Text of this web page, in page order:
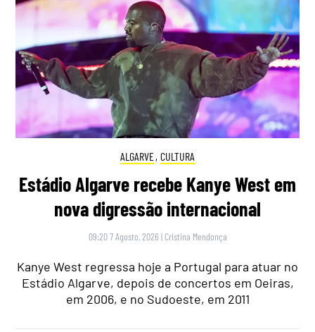
ALGARVE, CULTURA
Estádio Algarve recebe Kanye West em
nova digressão internacional
09:20 7 Agosto, 2026 | Cristina Mendonça
Kanye West regressa hoje a Portugal para atuar no
Estádio Algarve, depois de concertos em Oeiras,
em 2006, e no Sudoeste, em 2011